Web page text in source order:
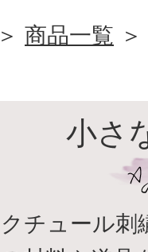
＞ 商品一覧 ＞
小さ
チュール刺